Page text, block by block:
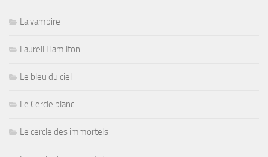
La vampire
Laurell Hamilton
Le bleu du ciel
Le Cercle blanc
Le cercle des immortels